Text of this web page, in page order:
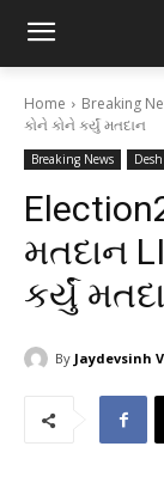
Home Breaking
કોને કોને કર્યું મતદાન
Breaking News Desh
મતદાન
કર્યું
By Jaydevsinh